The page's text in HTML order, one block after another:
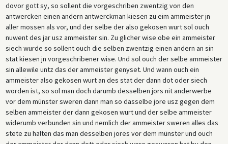
dovor gott sy, so sollent die vorgeschriben zwentzig von den
antwercken einen andern antwerckman kiesen zu eim ammeister jn
aller mossen als vor, und der selbe der also gekosen wurt sol ouch
nuwent des jar usz ammeister sin. Zu glicher wise obe ein ammeister
siech wurde so sollent ouch die selben zwentzig einen andern an sin
stat kiesen jn vorgeschribener wise. Und sol ouch der selbe ammeister
sin allewile untz das der ammeister genyset. Und wann ouch ein
ammeister also gekosen wurt an des stat der dann dot oder siech
worden ist, so sol man doch darumb desselben jors nit anderwerbe
vor dem münster sweren dann man so dasselbe jore usz gegen dem
selben ammeister der dann gekosen wurt und der selbe ammeister
widerumb verbunden sin und nemlich der ammeister sweren alles das
stete zu halten das man desselben jores vor dem münster und ouch